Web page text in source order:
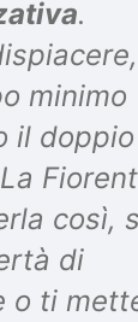
.
minimo
il doppio
così,
di
o ti